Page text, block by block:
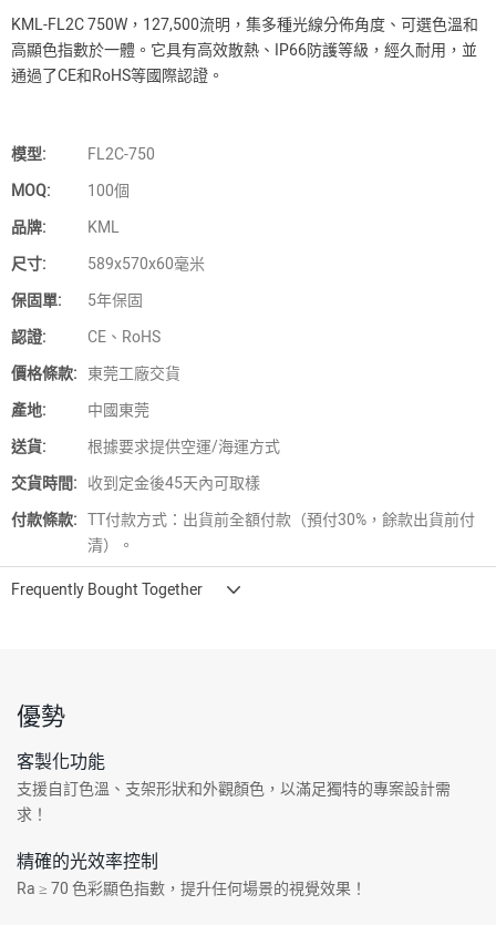
KML-FL2C 750W，127,500流明，集多種光線分佈角度、可選色溫和
高顯色指數於一體。它具有高效散熱、IP66防護等級，經久耐用，並
通過了CE和RoHS等國際認證。
模型:
FL2C-750
MOQ:
100個
品牌:
KML
尺寸:
589x570x60毫米
保固單:
5年保固
認證:
CE、RoHS
價格條款: 東莞工廠交貨
產地:
中國東莞
送貨:
根據要求提供空運/海運方式
交貨時間: 收到定金後45天內可取樣
付款條款: TT付款方式：出貨前全額付款（預付30%，餘款出貨前付
清）。
Frequently Bought Together
優勢
客製化功能
支援自訂色溫、支架形狀和外觀顏色，以滿足獨特的專案設計需
求！
精確的光效率控制
Ra ≥ 70 色彩顯色指數，提升任何場景的視覺效果！